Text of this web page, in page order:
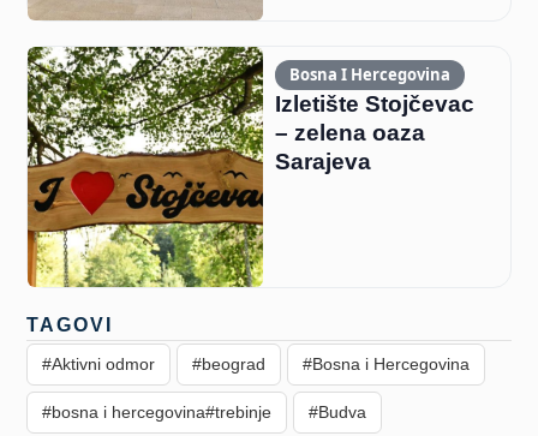
Bosna I Hercegovina
Izletište Stojčevac
– zelena oaza
Sarajeva
TAGOVI
#Aktivni odmor #beograd #Bosna i Hercegovina
#bosna i hercegovina#trebinje #Budva